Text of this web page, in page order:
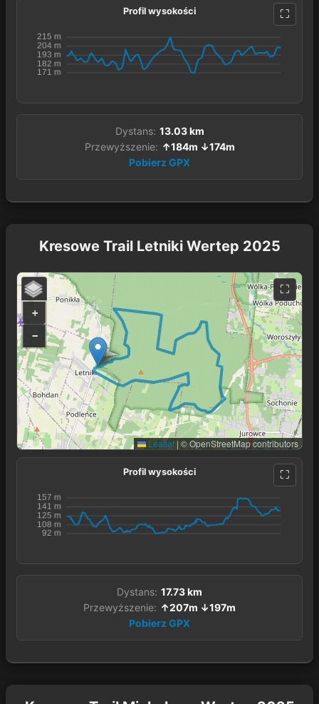
Profil wysokości
Dystans: 13.03 km
Przewyższenie: ↑184m ↓174m
Pobierz GPX
Kresowe Trail Letniki Wertep 2025
+
−
Leaflet | © OpenStreetMap contributors
Profil wysokości
Dystans: 17.73 km
Przewyższenie: ↑207m ↓197m
Pobierz GPX